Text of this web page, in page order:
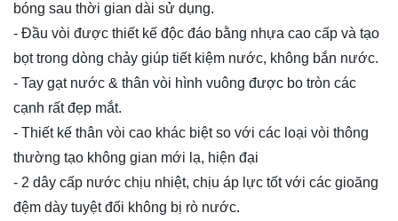
bóng sau thời gian dài sử dụng.
- Đầu vòi được thiết kế độc đáo bằng nhựa cao cấp và tạo
bọt trong dòng chảy giúp tiết kiệm nước, không bắn nước.
- Tay gạt nước & thân vòi hình vuông được bo tròn các
cạnh rất đẹp mắt.
- Thiết kế thân vòi cao khác biệt so với các loại vòi thông
thường tạo không gian mới lạ, hiện đại
- 2 dây cấp nước chịu nhiệt, chịu áp lực tốt với các gioăng
đệm dày tuyệt đối không bị rò nước.